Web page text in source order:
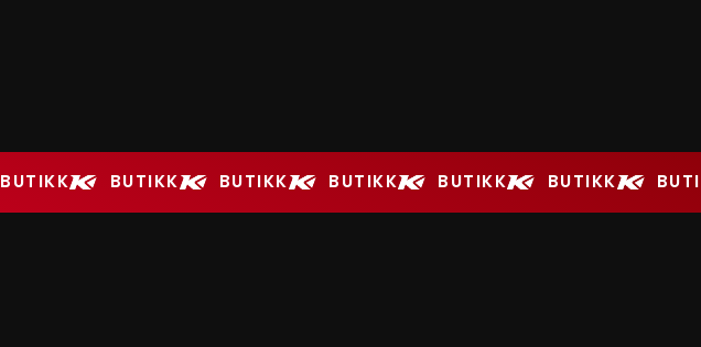
BUTIKK BUTIKK BUTIKK BUTIKK BUTIKK BUTIKK